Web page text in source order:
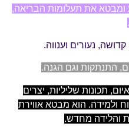
ומבטא את תעלומות הבריאה,
נעורים וענווה.
התנתקות וגם הגנה.
תכונות שליליות, יצרים
ולמידה. הוא מבטא אווירת
והלידה מחדש.